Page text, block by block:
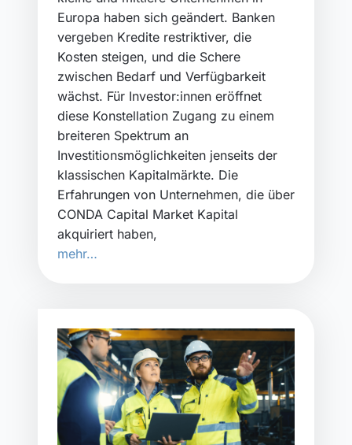
Europa haben sich geändert. Banken
vergeben Kredite restriktiver, die
Kosten steigen, und die Schere
zwischen Bedarf und Verfügbarkeit
wächst. Für Investor:innen eröffnet
diese Konstellation Zugang zu einem
breiteren Spektrum an
Investitionsmöglichkeiten jenseits der
klassischen Kapitalmärkte. Die
Erfahrungen von Unternehmen, die über
CONDA Capital Market Kapital
akquiriert haben,
mehr…